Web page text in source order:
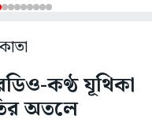
কণ্ঠ যূথিকা
অতলে